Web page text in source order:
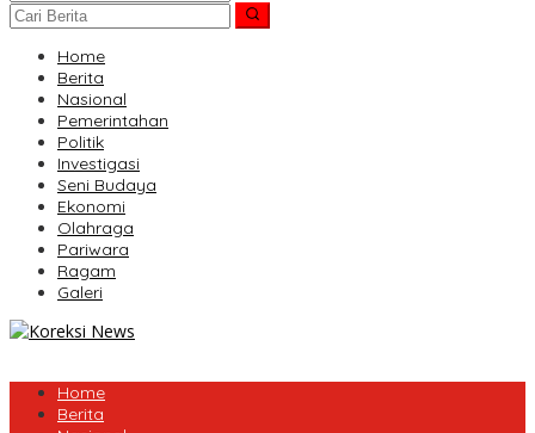
Home
Berita
Nasional
Pemerintahan
Politik
Investigasi
Seni Budaya
Ekonomi
Olahraga
Pariwara
Ragam
Galeri
Home
Berita